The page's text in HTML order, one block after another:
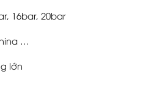
16bar, 20bar
…
lớn